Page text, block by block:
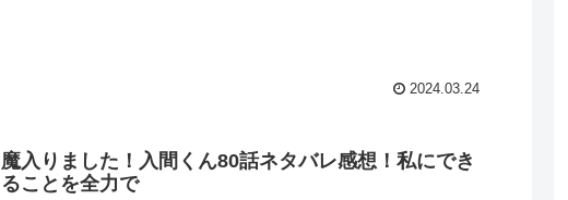
2024.03.24
魔入りました！入間くん80話ネタバレ感想！私にでき
ることを全力で